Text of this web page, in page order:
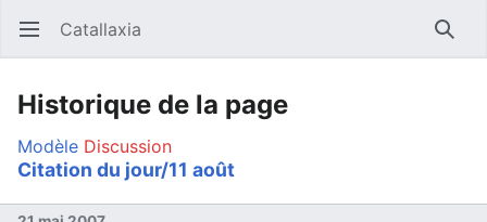
Ouvrir le menu principal Catallaxia
Historique de la page
Modèle Discussion
Citation du jour/11 août